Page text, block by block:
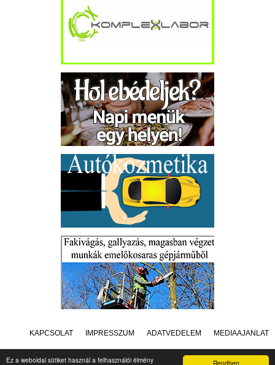
Rendben
Ez a weboldal sütiket használ a felhasználói élmény
KAPCSOLAT IMPRESSZUM ADATVÉDELEM MÉDIAAJÁNLAT